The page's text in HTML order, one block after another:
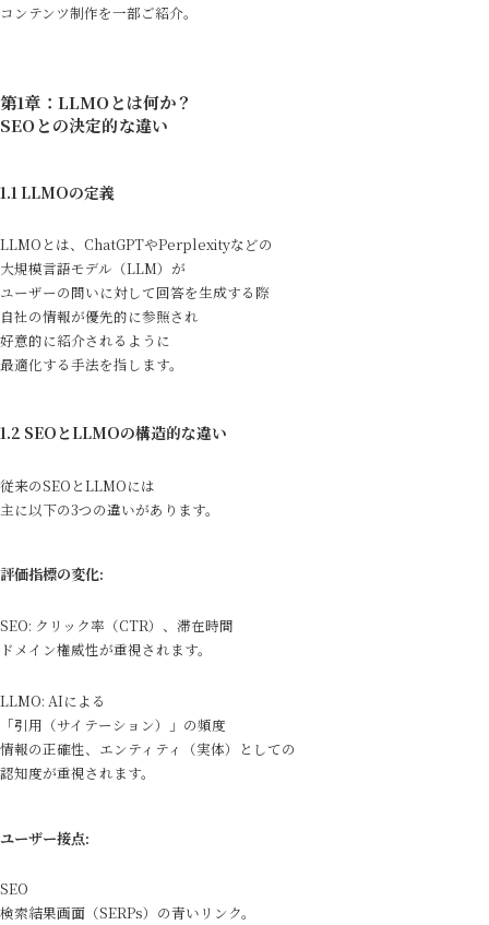
コンテンツ制作を一部ご紹介。
第1章：LLMOとは何か？
SEOとの決定的な違い
1.1 LLMOの定義
LLMOとは、ChatGPTやPerplexityなどの
大規模言語モデル（LLM）が
ユーザーの問いに対して回答を生成する際
自社の情報が優先的に参照され
好意的に紹介されるように
最適化する手法を指します。
1.2 SEOとLLMOの構造的な違い
従来のSEOとLLMOには
主に以下の3つの違いがあります。
評価指標の変化:
SEO: クリック率（CTR）、滞在時間
ドメイン権威性が重視されます。
LLMO: AIによる
「引用（サイテーション）」の頻度
情報の正確性、エンティティ（実体）としての
認知度が重視されます。
ユーザー接点:
SEO
検索結果画面（SERPs）の青いリンク。